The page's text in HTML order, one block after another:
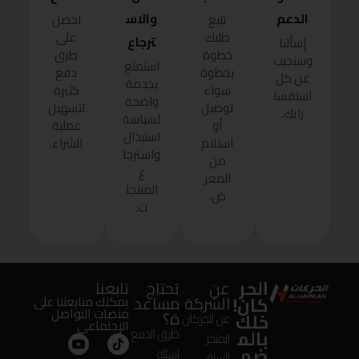
الدعم
إسألنا
وسنجيب
عن كل
استفسا
راتك.
تتبع
طلبك
خطوة
بخطوة
سواء
توصيل
أو
استلام
من
المعر
ض.
والاس
ترجاع
استمتع
بخدمة
واضحة
لسياسة
استبدال
واسترجا
ع
المنتجا
ت.
احصل
على
طرق
دفع
كثيرة
لتسهيل
عملية
الشراء.
الحر
كان!
خلك
بالم
عن
الشركة
عن الحركان
المتجر
تحتاج
مساعد
ة؟
طرق الدفع
اسئلة
تابعنا
يمكنك متابعتنا على
منصات التواصل
الإجتماعى